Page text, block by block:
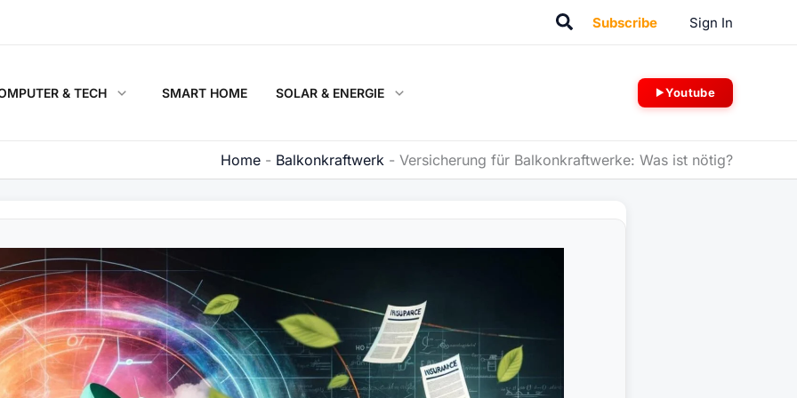
SuchenSubscribe Sign In
& TECH SMART HOME SOLAR & ENERGIE Youtube
Home - Balkonkraftwerk - Versicherung für Balkonkraftwerke: Was ist nötig?